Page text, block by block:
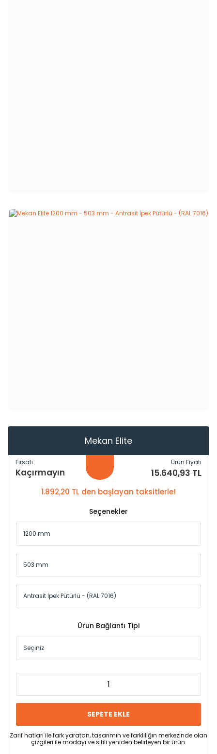
Mekan Elite
Fırsatı
Kaçırmayın
Ürün Fiyatı
15.640,93 TL
1.892,20 TL den başlayan taksitlerle!
Seçenekler
Ürün Bağlantı Tipi
SEPETE EKLE
Zarif hatları ile fark yaratan, tasarımın ve farklılığın merkezinde olan
çizgileri ile modayı ve sitili yeniden belirleyen bir ürün.